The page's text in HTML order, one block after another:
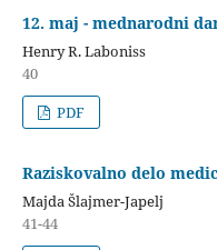
12. maj - mednarodni
Henry R. Laboniss
40
PDF
Raziskovalno delo
Majda Šlajmer-Japelj
41-44